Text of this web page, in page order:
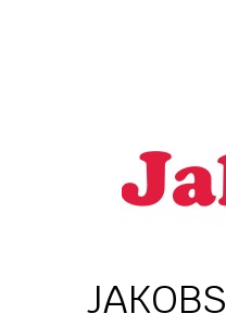
JAKOBS